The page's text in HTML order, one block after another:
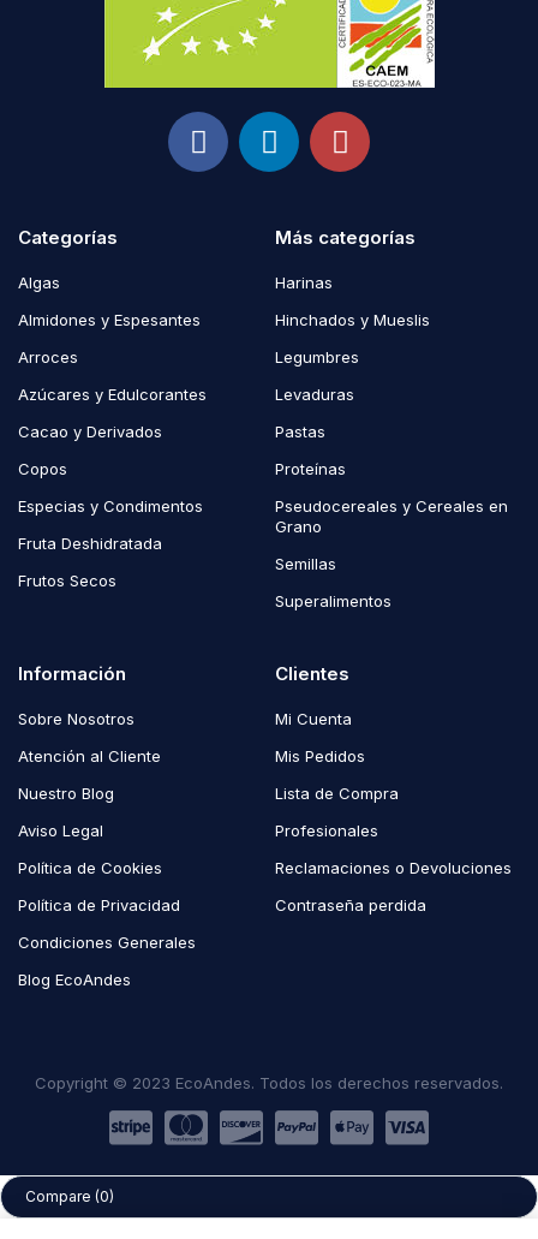
Categorías
Algas
Almidones y Espesantes
Arroces
Azúcares y Edulcorantes
Cacao y Derivados
Copos
Especias y Condimentos
Fruta Deshidratada
Frutos Secos
Más categorías
Harinas
Hinchados y Mueslis
Legumbres
Levaduras
Pastas
Proteínas
Pseudocereales y Cereales en
Grano
Semillas
Superalimentos
Información
Sobre Nosotros
Atención al Cliente
Nuestro Blog
Aviso Legal
Política de Cookies
Política de Privacidad
Condiciones Generales
Blog EcoAndes
Clientes
Mi Cuenta
Mis Pedidos
Lista de Compra
Profesionales
Reclamaciones o Devoluciones
Contraseña perdida
Copyright © 2023 EcoAndes. Todos los derechos reservados.
Compare (0)